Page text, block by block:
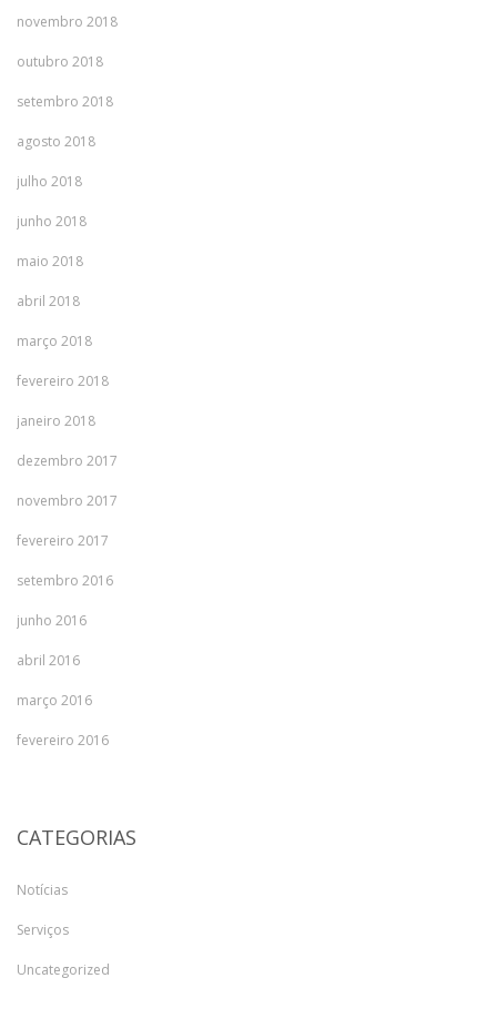
novembro 2018
outubro 2018
setembro 2018
agosto 2018
julho 2018
junho 2018
maio 2018
abril 2018
março 2018
fevereiro 2018
janeiro 2018
dezembro 2017
novembro 2017
fevereiro 2017
setembro 2016
junho 2016
abril 2016
março 2016
fevereiro 2016
CATEGORIAS
Notícias
Serviços
Uncategorized